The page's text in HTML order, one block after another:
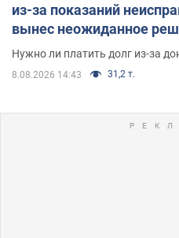
из-за показаний
вынес неожиданное
Нужно ли платить долг из-за
8.08.2026 14:43 31,2 т.